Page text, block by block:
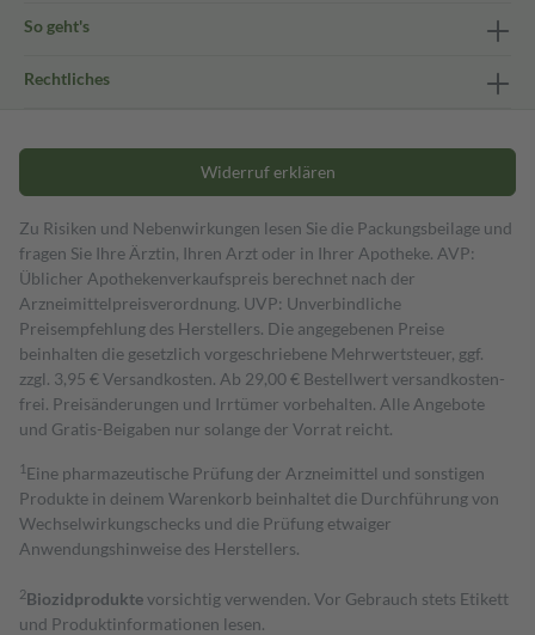
So geht's
Rechtliches
Widerruf erklären
Zu Risiken und Nebenwirkungen lesen Sie die Packungsbeilage und
fragen Sie Ihre Ärztin, Ihren Arzt oder in Ihrer Apotheke. AVP:
Üblicher Apothekenverkaufspreis berechnet nach der
Arzneimittelpreisverordnung. UVP: Unverbindliche
Preisempfehlung des Herstellers. Die angegebenen Preise
beinhalten die gesetzlich vorgeschriebene Mehrwertsteuer, ggf.
zzgl. 3,95 € Versandkosten. Ab 29,00 € Bestell­wert versand­kosten­
frei. Preisänderungen und Irrtümer vorbehalten. Alle Angebote
und Gratis-Beigaben nur solange der Vorrat reicht.
1 Eine pharmazeutische Prüfung der Arzneimittel und sonstigen
Produkte in deinem Warenkorb beinhaltet die Durchführung von
Wechselwirkungschecks und die Prüfung etwaiger
Anwendungshinweise des Herstellers.
2Biozidproduktevorsichtig verwenden. Vor Gebrauch stets Etikett
und Produktinformationen lesen.